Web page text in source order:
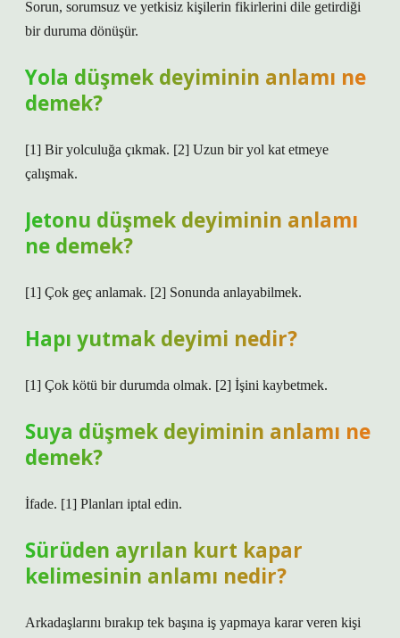
Sorun, sorumsuz ve yetkisiz kişilerin fikirlerini dile getirdiği
bir duruma dönüşür.
Yola düşmek deyiminin anlamı ne
demek?
[1] Bir yolculuğa çıkmak. [2] Uzun bir yol kat etmeye
çalışmak.
Jetonu düşmek deyiminin anlamı
ne demek?
[1] Çok geç anlamak. [2] Sonunda anlayabilmek.
Hapı yutmak deyimi nedir?
[1] Çok kötü bir durumda olmak. [2] İşini kaybetmek.
Suya düşmek deyiminin anlamı ne
demek?
İfade. [1] Planları iptal edin.
Sürüden ayrılan kurt kapar
kelimesinin anlamı nedir?
Arkadaşlarını bırakıp tek başına iş yapmaya karar veren kişi